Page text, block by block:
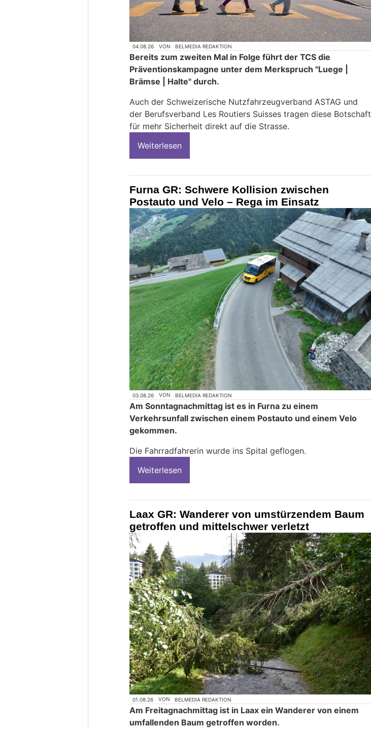
04.08.26 VON BELMEDIA REDAKTION
Bereits zum zweiten Mal in Folge führt der TCS die
Präventionskampagne unter dem Merkspruch "Luege |
Brämse | Halte" durch.
Auch der Schweizerische Nutzfahrzeugverband ASTAG und
der Berufsverband Les Routiers Suisses tragen diese Botschaft
für mehr Sicherheit direkt auf die Strasse.
Weiterlesen
Furna GR: Schwere Kollision zwischen
Postauto und Velo – Rega im Einsatz
03.08.26 VON BELMEDIA REDAKTION
Am Sonntagnachmittag ist es in Furna zu einem
Verkehrsunfall zwischen einem Postauto und einem Velo
gekommen.
Die Fahrradfahrerin wurde ins Spital geflogen.
Weiterlesen
Laax GR: Wanderer von umstürzendem Baum
getroffen und mittelschwer verletzt
01.08.26 VON BELMEDIA REDAKTION
Am Freitagnachmittag ist in Laax ein Wanderer von einem
umfallenden Baum getroffen worden.